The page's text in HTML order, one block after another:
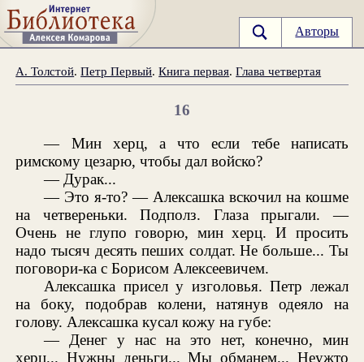
Авторы
А. Толстой.Петр Первый.Книга первая.Глава четвертая
16
— Мин херц, а что если тебе написать
римскому цезарю, чтобы дал войско?
— Дурак...
— Это я-то? — Алексашка вскочил на кошме
на четвереньки. Подполз. Глаза прыгали. —
Очень не глупо говорю, мин херц. И просить
надо тысяч десять пеших солдат. Не больше... Ты
поговори-ка с Борисом Алексеевичем.
Алексашка присел у изголовья. Петр лежал
на боку, подобрав колени, натянув одеяло на
голову. Алексашка кусал кожу на губе:
— Денег у нас на это нет, конечно, мин
херц... Нужны деньги... Мы обманем... Неужто